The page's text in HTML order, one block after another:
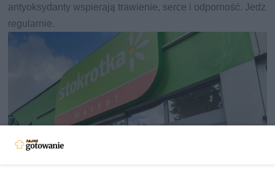
antyoksydanty wspierają trawienie, serce i odporność. Jedz
regularnie.